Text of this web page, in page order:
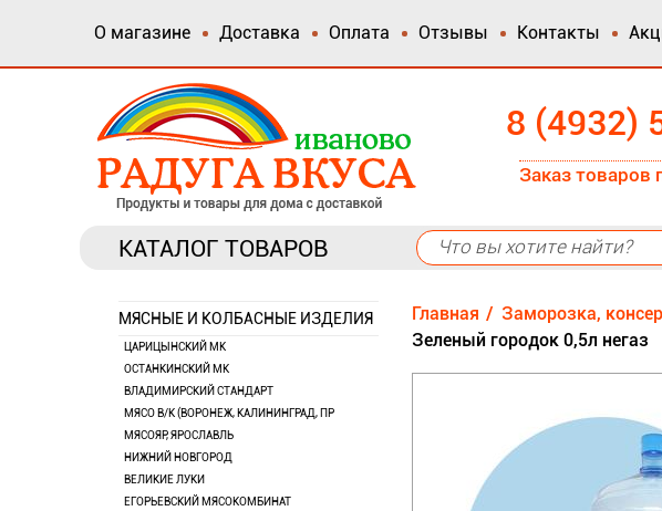
О магазине Доставка Оплата Отзывы Контакты
8 (4932)
Заказ товаров
КАТАЛОГ ТОВАРОВ
МЯСНЫЕ И КОЛБАСНЫЕ ИЗДЕЛИЯ
ЦАРИЦЫНСКИЙ МК
ОСТАНКИНСКИЙ МК
ВЛАДИМИРСКИЙ СТАНДАРТ
МЯСО В/К (ВОРОНЕЖ, КАЛИНИНГРАД, ПР
МЯСОЯР, ЯРОСЛАВЛЬ
НИЖНИЙ НОВГОРОД
ВЕЛИКИЕ ЛУКИ
ЕГОРЬЕВСКИЙ МЯСОКОМБИНАТ
Главная Заморозка,
Зеленый городок 0,5л негаз